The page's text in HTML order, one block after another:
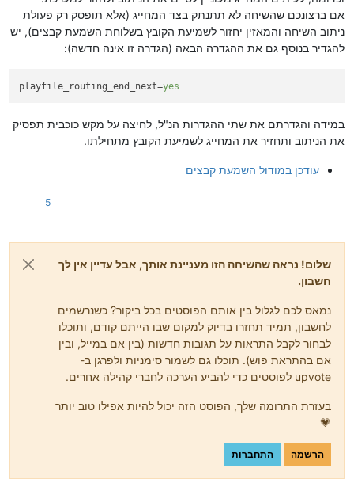
אם ברצונכם שהשיחה לא תתנתק בצד המחייג (אלא תופסק רק פעולת
ניתוב השיחה והמאזין יחזור לשמיעת הקובץ בשלוחת השמעת קבצים), יש
להגדיר בנוסף גם את ההגדרה הבאה (הגדרה זו אינה חדשה):
playfile_routing_end_next=yes
במידה והגדרתם את שתי ההגדרות הנ"ל, לחיצה על מקש כוכבית תפסיק
את הניתוב ותחזיר את המחייג לשמיעת הקובץ מתחילתו.
עודכן במודול השמעת קבצים
5
שלום! נראה שהשיחה הזו מעניינת אותך, אבל עדיין אין לך
חשבון.
נמאס לכם לגלול בין אותם הפוסטים בכל ביקור? כשנרשמים
לחשבון, תמיד תחזרו בדיוק למקום שבו הייתם קודם, ותוכלו
לבחור לקבל התראות על תגובות חדשות (בין אם במייל, ובין
אם בהתראת פוש). תוכלו גם לשמור סימניות ולפרגן ב-
upvote לפוסטים כדי להביע הערכה לחברי קהילה אחרים.
בעזרת התרומה שלך, הפוסט הזה יכול להיות אפילו טוב יותר
💗
הרשמה התחברות